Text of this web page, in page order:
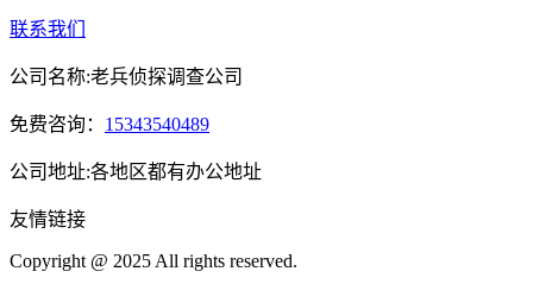
联系我们
公司名称:老兵侦探调查公司
免费咨询： 15343540489
公司地址:各地区都有办公地址
友情链接
Copyright @ 2025 All rights reserved.